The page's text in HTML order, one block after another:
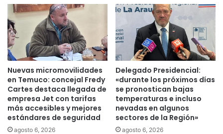
a
i
m
p
e
m
e
n
t
a
Nuevas micromovilidades
en Temuco: concejal Fredy
Cartes destaca llegada de
empresa Jet con tarifas
más accesibles y mejores
estándares de seguridad
agosto 6, 2026
Delegado Presidencial:
«durante los próximos días
se pronostican bajas
temperaturas e incluso
nevadas en algunos
sectores de la Región»
agosto 6, 2026